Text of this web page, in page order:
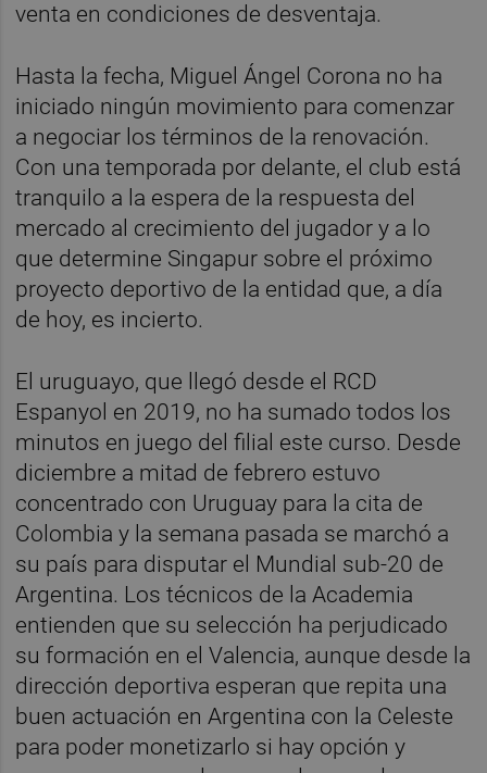
venta en condiciones de desventaja.
Hasta la fecha, Miguel Ángel Corona no ha
iniciado ningún movimiento para comenzar
a negociar los términos de la renovación.
Con una temporada por delante, el club está
tranquilo a la espera de la respuesta del
mercado al crecimiento del jugador y a lo
que determine Singapur sobre el próximo
proyecto deportivo de la entidad que, a día
de hoy, es incierto.
El uruguayo, que llegó desde el RCD
Espanyol en 2019, no ha sumado todos los
minutos en juego del filial este curso. Desde
diciembre a mitad de febrero estuvo
concentrado con Uruguay para la cita de
Colombia y la semana pasada se marchó a
su país para disputar el Mundial sub-20 de
Argentina. Los técnicos de la Academia
entienden que su selección ha perjudicado
su formación en el Valencia, aunque desde la
dirección deportiva esperan que repita una
buen actuación en Argentina con la Celeste
para poder monetizarlo si hay opción y